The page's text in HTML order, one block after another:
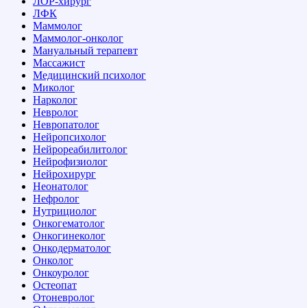
ЛФК
Маммолог
Маммолог-онколог
Мануальный терапевт
Массажист
Медицинский психолог
Миколог
Нарколог
Невролог
Невропатолог
Нейропсихолог
Нейрореабилитолог
Нейрофизиолог
Нейрохирург
Неонатолог
Нефролог
Нутрициолог
Онкогематолог
Онкогинеколог
Онкодерматолог
Онколог
Онкоуролог
Остеопат
Отоневролог